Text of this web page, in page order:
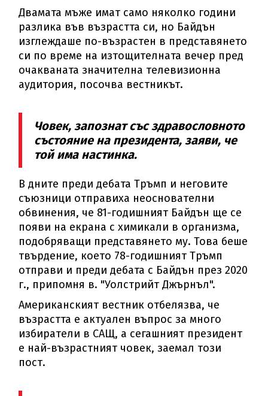
Двамата мъже имат само няколко години
разлика във възрастта си, но Байдън
изглеждаше по-възрастен в представянето
си по време на изтощителната вечер пред
очакваната значителна телевизионна
аудитория, посочва вестникът.
Човек, запознат със здравословното
състояние на президента, заяви, че
той има настинка.
В дните преди дебата Тръмп и неговите
съюзници отправиха неоснователни
обвинения, че 81-годишният Байдън ще се
появи на екрана с химикали в организма,
подобряващи представянето му. Това беше
твърдение, което 78-годишният Тръмп
отправи и преди дебата с Байдън през 2020
г., припомня в. "Уолстрийт Джърнъл".
Американският вестник отбелязва, че
възрастта е актуален въпрос за много
избиратели в САЩ, а сегашният президент
е най-възрастният човек, заемал този
пост.